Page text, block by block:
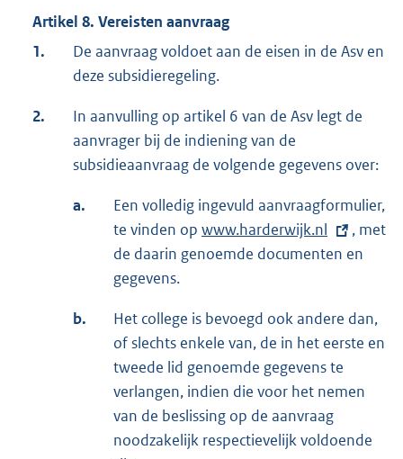
Artikel 8. Vereisten aanvraag
1.
De aanvraag voldoet aan de eisen in de Asv en
deze subsidieregeling.
2.
In aanvulling op artikel 6 van de Asv legt de
aanvrager bij de indiening van de
subsidieaanvraag de volgende gegevens over:
a.
Een volledig ingevuld aanvraagformulier,
te vinden op E
x
r
n
e
l
i
n
www.harderwijk.nl
, met
de daarin genoemde documenten en
gegevens.
b.
Het college is bevoegd ook andere dan,
of slechts enkele van, de in het eerste en
tweede lid genoemde gegevens te
verlangen, indien die voor het nemen
van de beslissing op de aanvraag
noodzakelijk respectievelijk voldoende